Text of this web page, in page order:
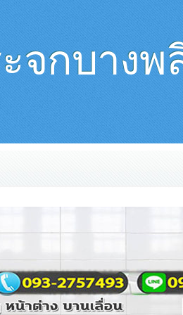
จกบางพ